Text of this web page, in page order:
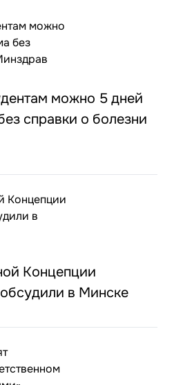
можно 5 дней
справки о болезни
Концепции
в Минске